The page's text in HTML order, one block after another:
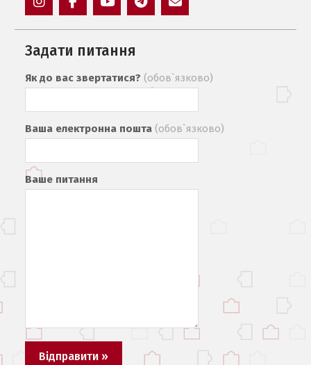
Задати питання
Як до вас звертатися? (обов`язково)
Ваша електронна пошта (обов`язково)
Ваше питання